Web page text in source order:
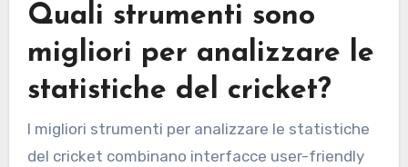
Quali strumenti sono
migliori per analizzare le
statistiche del cricket?
I migliori strumenti per analizzare le statistiche
del cricket combinano interfacce user-friendly